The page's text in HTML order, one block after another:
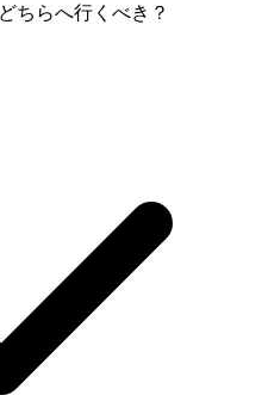
ちらへ行くべき？